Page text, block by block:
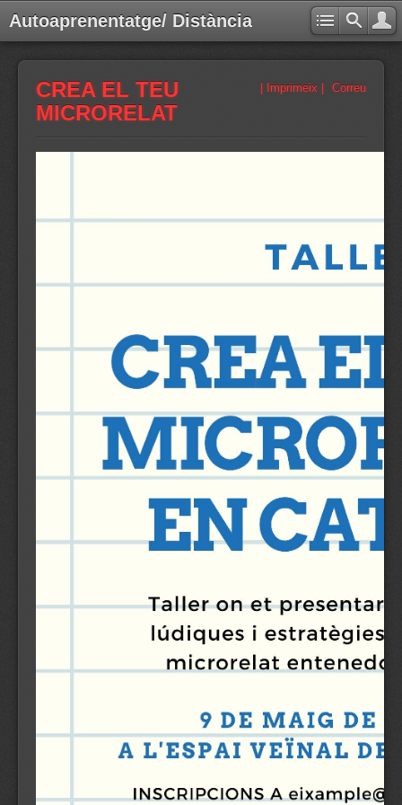
Autoaprenentatge/ Distància
Correu
| Imprimeix |
CREA EL TEU
MICRORELAT